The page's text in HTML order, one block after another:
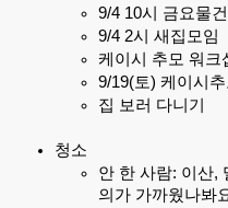
9/4 10시 금요물
9/4 2시 새집모임
케이시 추모 워크
9/19(토) 케이시
집 보러 다니기
청소
안 한 사람: 이산,
의가 가까웠나봐